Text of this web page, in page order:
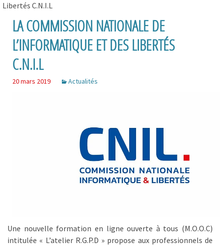
Libertés C.N.I.L
LA COMMISSION NATIONALE DE
L’INFORMATIQUE ET DES LIBERTÉS
C.N.I.L
20 mars 2019 Actualités
Une nouvelle formation en ligne ouverte à tous (M.O.O.C)
intitulée « L’atelier R.G.P.D » propose aux professionnels de